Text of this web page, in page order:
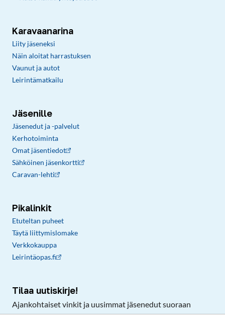
Karavaanarina
Liity jäseneksi
Näin aloitat harrastuksen
Vaunut ja autot
Leirintämatkailu
Jäsenille
Jäsenedut ja -palvelut
Kerhotoiminta
Omat jäsentiedot
Sähköinen jäsenkortti
Caravan-lehti
Pikalinkit
Etuteltan puheet
Täytä liittymislomake
Verkkokauppa
Leirintäopas.fi
Tilaa uutiskirje!
Ajankohtaiset vinkit ja uusimmat jäsenedut suoraan